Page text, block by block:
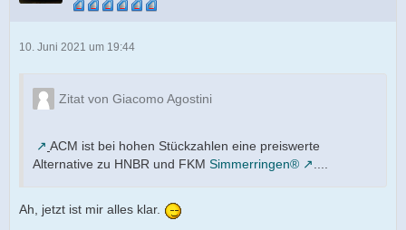
10. Juni 2021 um 19:44
Zitat von Giacomo Agostini
ACM ist bei hohen Stückzahlen eine preiswerte
Alternative zu HNBR und FKM Simmerringen® ....
Ah, jetzt ist mir alles klar.